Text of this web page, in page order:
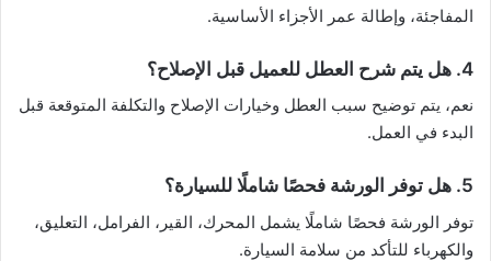
المفاجئة، وإطالة عمر الأجزاء الأساسية.
4. هل يتم شرح العطل للعميل قبل الإصلاح؟
نعم، يتم توضيح سبب العطل وخيارات الإصلاح والتكلفة المتوقعة قبل
البدء في العمل.
5. هل توفر الورشة فحصًا شاملًا للسيارة؟
توفر الورشة فحصًا شاملًا يشمل المحرك، القير، الفرامل، التعليق،
والكهرباء للتأكد من سلامة السيارة.